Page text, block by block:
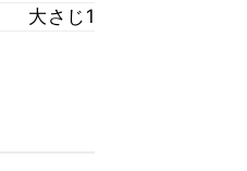
大さじ1